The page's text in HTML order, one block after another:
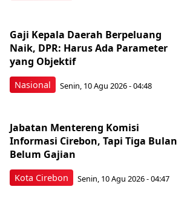
Nasional
Gaji Kepala Daerah Berpeluang
Naik, DPR: Harus Ada Parameter
yang Objektif
Senin, 10 Agu 2026 - 04:48
Kota Cirebon
Jabatan Mentereng Komisi
Informasi Cirebon, Tapi Tiga Bulan
Belum Gajian
Senin, 10 Agu 2026 - 04:47